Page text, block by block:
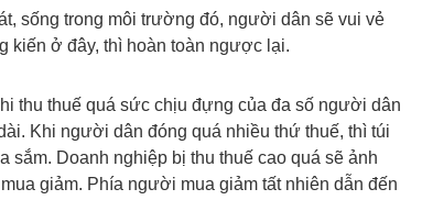
sống trong môi trường đó, người dân sẽ vui vẻ
kiến ở đây, thì hoàn toàn ngược lại.
thu thuế quá sức chịu đựng của đa số người dân
Khi người dân đóng quá nhiều thứ thuế, thì túi
sắm. Doanh nghiệp bị thu thuế cao quá sẽ ảnh
giảm. Phía người mua giảm tất nhiên dẫn đến